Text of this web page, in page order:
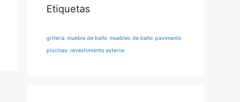
Etiquetas
grifería mueble de baño muebles de baño pavimento
piscinas revestimiento exterior